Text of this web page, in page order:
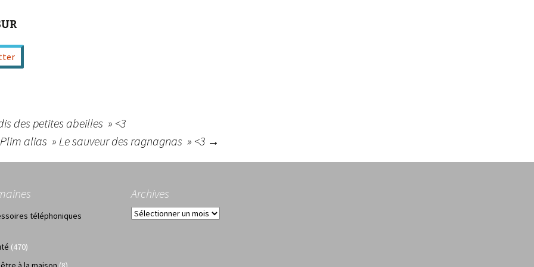
des petites abeilles » <3
Plim alias » Le sauveur des ragnagnas » <3 →
téléphoniques
(470)
Archives
Archives